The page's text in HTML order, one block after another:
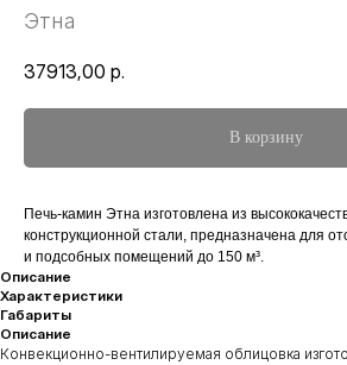
Этна
37913,00 р.
В корзину
Печь-камин Этна изготовлена из
конструкционной стали, предназначена для
и подсобных помещений до 150 м³.
Описание
Характеристики
Габариты
Описание
Конвекционно-вентилируемая облицовка